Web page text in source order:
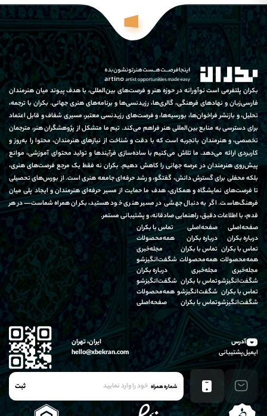
بکران پلتفرمی است نوآورانه در حوزه هنر و فرصت‌های بین‌المللی، با هدف پیوند میان هنرمندان
فارسی‌زبان و نهادهای فرهنگی، گالری‌ها، رزیدنسی‌ها و برنامه‌های هنری جهانی. بکران با ترجمه،
تحلیل، و بازنشر فراخوان‌ها، بورسیه‌ها، و فرصت‌های رزیدنسی معتبر، مسیری شفاف و قابل اعتماد
برای دسترسی به منابع بین‌المللی هنر فراهم می‌کند. تیم ما متشکل از پژوهشگران هنر، مترجمان
تخصصی، و هنرمندان باتجربه است که با دقت و شناخت از نیازهای هنرمندان، محتوا را به‌روز و
کاربردی ارائه می‌دهد. ما تلاش می‌کنیم با ساده‌سازی فرآیندها و تولید محتوای آموزشی، موانع
پیش‌روی هنرمندان در عرصه جهانی را کاهش دهیم. بکران نه فقط یک مرجع فرصت‌های هنری،
بلکه محفلی برای گسترش دانش، گفتگو، و رشد حرفه‌ای جامعه هنری است. از بورس‌های تحصیلی
تا فرصت‌های نمایشگاه و همکاری، هدف ما حمایت از مسیر حرفه‌ای هنرمندان و ایجاد پلی میان
فرهنگ‌هاست. اگر به دنبال جهشی در مسیر هنری خود هستید، بکران همراه شماست—در هر
قدم، با اطلاعات دقیق، راهنمایی صادقانه، و پشتیبانی مستمر.
صفحه‌اصلی
درباره‌ بکران
تماس‌ با‌ بکران
همه‌محصولات
مجله‌خبری
شگفت‌انگیز‌شو
تماس‌ با‌ بکران
شگفت‌انگیز‌شو
صفحه‌اصلی
درباره‌ بکران
تماس‌ با‌ بکران
همه‌محصولات
مجله‌خبری
تماس‌ با‌ بکران
شگفت‌انگیز‌شو
تماس‌ با‌ بکران
تماس‌ با‌ بکران
همه‌محصولات
مجله‌خبری
شگفت‌انگیز‌شو
درباره‌ بکران
شگفت‌انگیز‌شو
همه‌محصولات
صفحه‌اصلی
آدرس
ایران، تهران
ایمیل‌پشتیبانی
hello@xbekran.com
شماره همراه ثبت